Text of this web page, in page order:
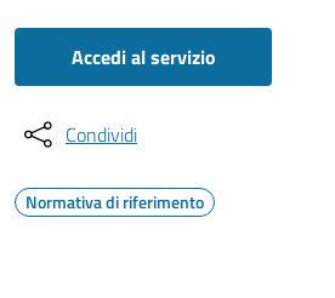
Accedi al servizio
Condividi
Normativa di riferimento